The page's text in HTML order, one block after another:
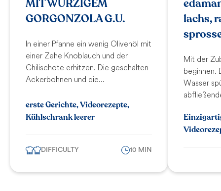
MIT WÜRZIGEM
GORGONZOLA G.U.
In einer Pfanne ein wenig Olivenöl mit
einer Zehe Knoblauch und der
Chilischote erhitzen. Die geschälten
Ackerbohnen und die...
erste Gerichte, Videorezepte,
Kühlschrank leerer
DIFFICULTY 10 MIN
lachs,
Mit der
beginnen.
Wasser